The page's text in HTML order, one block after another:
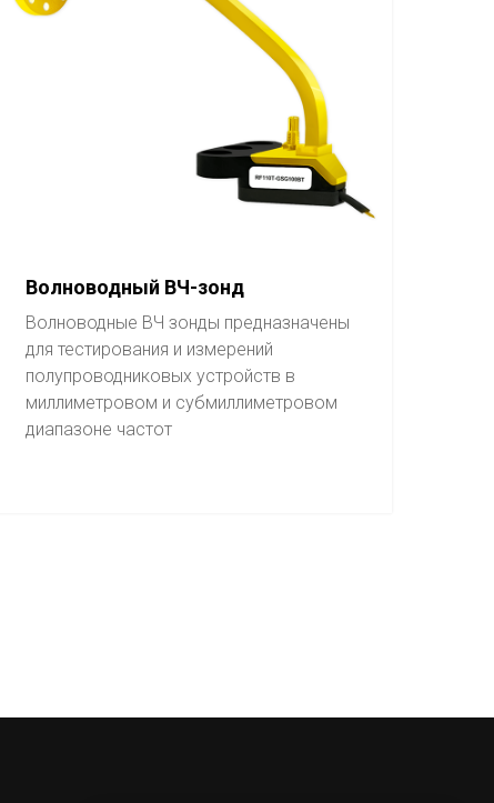
Волноводный ВЧ-зонд
Волноводные ВЧ зонды предназначены
для тестирования и измерений
полупроводниковых устройств в
миллиметровом и субмиллиметровом
диапазоне частот